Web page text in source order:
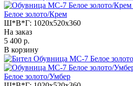
Белое золото/Крем
Ш*В*Г: 1020x520x360
На заказ
5 400 р.
В корзину
Белое золото/Умбер